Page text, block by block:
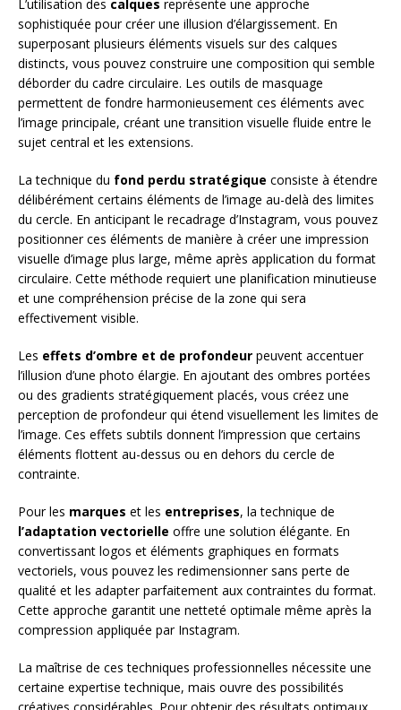
L’utilisation des calques représente une approche
sophistiquée pour créer une illusion d’élargissement. En
superposant plusieurs éléments visuels sur des calques
distincts, vous pouvez construire une composition qui semble
déborder du cadre circulaire. Les outils de masquage
permettent de fondre harmonieusement ces éléments avec
l’image principale, créant une transition visuelle fluide entre le
sujet central et les extensions.
La technique du fond perdu stratégique consiste à étendre
délibérément certains éléments de l’image au-delà des limites
du cercle. En anticipant le recadrage d’Instagram, vous pouvez
positionner ces éléments de manière à créer une impression
visuelle d’image plus large, même après application du format
circulaire. Cette méthode requiert une planification minutieuse
et une compréhension précise de la zone qui sera
effectivement visible.
Les effets d’ombre et de profondeur peuvent accentuer
l’illusion d’une photo élargie. En ajoutant des ombres portées
ou des gradients stratégiquement placés, vous créez une
perception de profondeur qui étend visuellement les limites de
l’image. Ces effets subtils donnent l’impression que certains
éléments flottent au-dessus ou en dehors du cercle de
contrainte.
Pour les marques et les entreprises, la technique de
l’adaptation vectorielle offre une solution élégante. En
convertissant logos et éléments graphiques en formats
vectoriels, vous pouvez les redimensionner sans perte de
qualité et les adapter parfaitement aux contraintes du format.
Cette approche garantit une netteté optimale même après la
compression appliquée par Instagram.
La maîtrise de ces techniques professionnelles nécessite une
certaine expertise technique, mais ouvre des possibilités
créatives considérables. Pour obtenir des résultats optimaux,